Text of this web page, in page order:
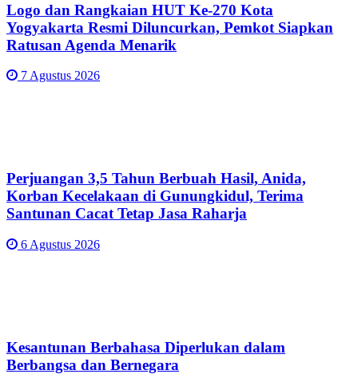
Logo dan Rangkaian HUT Ke-270 Kota
Yogyakarta Resmi Diluncurkan, Pemkot Siapkan
Ratusan Agenda Menarik
7 Agustus 2026
Perjuangan 3,5 Tahun Berbuah Hasil, Anida,
Korban Kecelakaan di Gunungkidul, Terima
Santunan Cacat Tetap Jasa Raharja
6 Agustus 2026
Kesantunan Berbahasa Diperlukan dalam
Berbangsa dan Bernegara